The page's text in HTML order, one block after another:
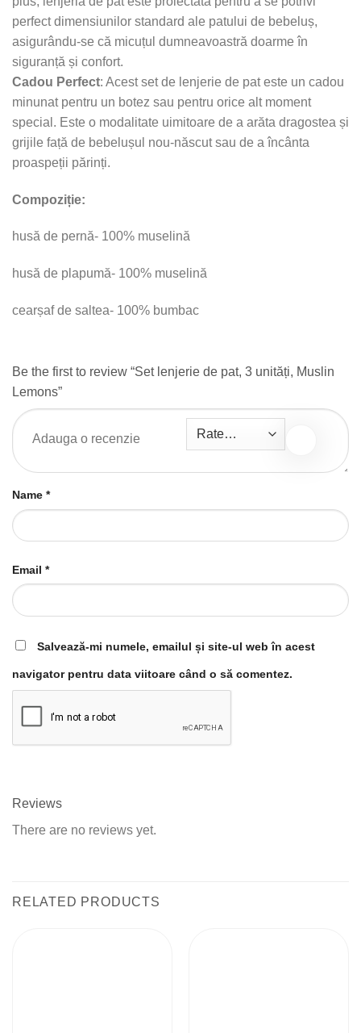
perfect dimensiunilor standard ale patului de bebeluș,
asigurându-se că micuțul dumneavoastră doarme în
siguranță și confort.
Cadou Perfect: Acest set de lenjerie de pat este un cadou
minunat pentru un botez sau pentru orice alt moment
special. Este o modalitate uimitoare de a arăta dragostea și
grijile față de bebelușul nou-născut sau de a încânta
proaspeții părinți.
Compoziție:
husă de pernă- 100% muselină
husă de plapumă- 100% muselină
cearșaf de saltea- 100% bumbac
Be the first to review “Set lenjerie de pat, 3 unități, Muslin
Lemons”
Name *
Email *
Salvează-mi numele, emailul și site-ul web în acest
navigator pentru data viitoare când o să comentez.
Reviews
There are no reviews yet.
RELATED PRODUCTS